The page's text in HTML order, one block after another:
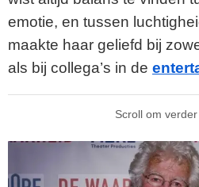
emotie, en tussen
maakte haar geliefd bij
als bij collega’s in de
Scroll om